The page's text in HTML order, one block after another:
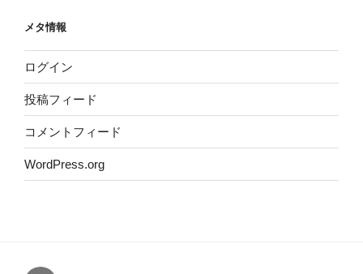
メタ情報
ログイン
投稿フィード
コメントフィード
WordPress.org